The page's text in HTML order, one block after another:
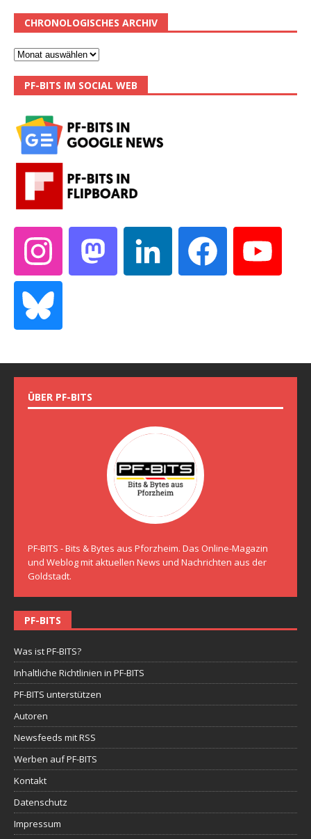
CHRONOLOGISCHES ARCHIV
PF-BITS IM SOCIAL WEB
ÜBER PF-BITS
PF-BITS - Bits & Bytes aus Pforzheim. Das Online-Magazin
und Weblog mit aktuellen News und Nachrichten aus der
Goldstadt.
PF-BITS
Was ist PF-BITS?
Inhaltliche Richtlinien in PF-BITS
PF-BITS unterstützen
Autoren
Newsfeeds mit RSS
Werben auf PF-BITS
Kontakt
Datenschutz
Impressum